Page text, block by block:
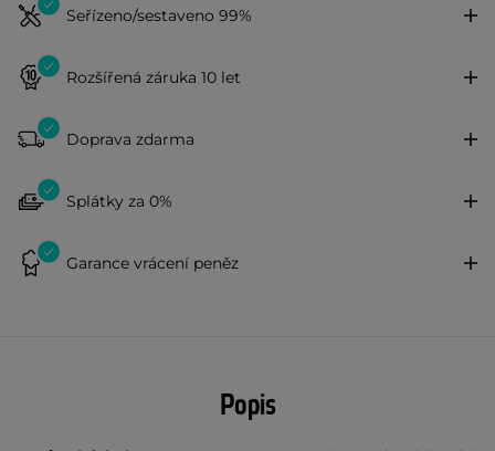
Seřízeno/sestaveno 99%
Rozšířená záruka 10 let
Doprava zdarma
Splátky za 0%
Garance vrácení peněz
Popis